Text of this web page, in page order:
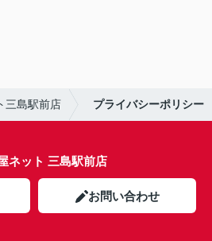
三島駅前店 プライバシーポリシー
ネット 三島駅前店
お問い合わせ